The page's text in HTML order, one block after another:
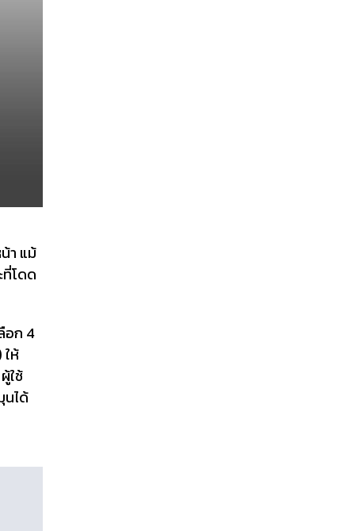
า แม้
โดด
อก 4
ให้
ใช้
นได้